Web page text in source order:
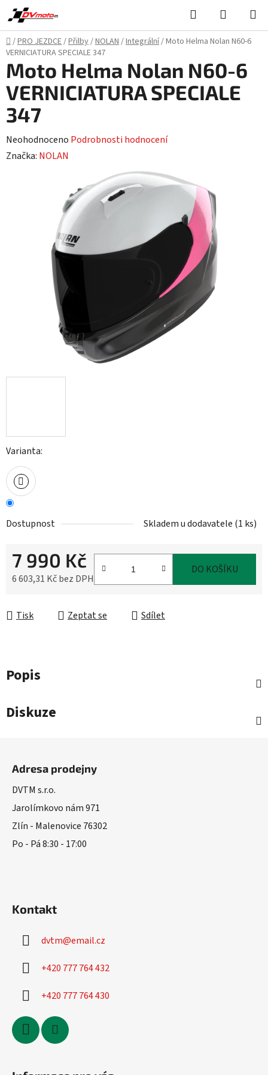
Přejít
na
obsah
Hledat
KOŠÍK
Domů
/PRO JEZDCE/Přilby/NOLAN/Integrální/Moto Helma Nolan N60-6
VERNICIATURA SPECIALE 347
Varianta:
Dostupnost Skladem u dodavatele (1 ks)
7 990 Kč
6 603,31 Kč bez DPH
DO KOŠÍKU
Tisk Zeptat se Sdílet
Moto Helma Nolan N60-6
VERNICIATURA SPECIALE
347
Průměrné
hodnocení
Neohodnoceno Podrobnosti hodnocení
Značka: NOLAN
Popis
Diskuze
Adresa prodejny
DVTM s.r.o.
Jarolímkovo nám 971
Zlín - Malenovice 76302
Po - Pá 8:30 - 17:00
Kontakt
dvtm@email.cz
+420 777 764 432
+420 777 764 430